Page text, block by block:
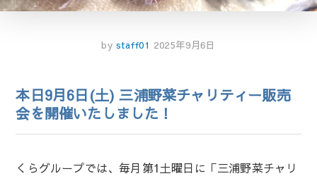
by staff01 2025年9月6日
本日9月6日(土) 三浦野菜チャリティー販売
会を開催いたしました！
くらグループでは、毎月第1土曜日に「三浦野菜チャリ